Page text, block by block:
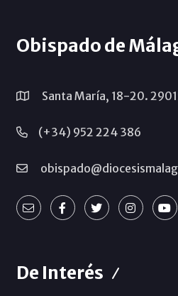
Obispado de
Santa María, 18-20.
(+34) 952 224 386
De Interés